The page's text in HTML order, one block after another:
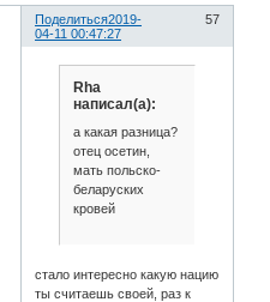
Поделиться 57
2019-
04-11 00:47:27
Rha
написал(а):
а какая разница?
отец осетин,
мать польско-
беларуских
кровей
стало интересно какую нацию
ты считаешь своей, раз к